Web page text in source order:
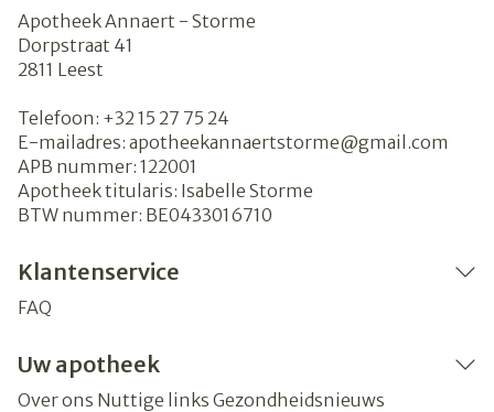
Apotheek Annaert - Storme
Dorpstraat 41
2811 Leest
Telefoon: +32 15 27 75 24
E-mailadres: apotheekannaertstorme@gmail.com
APB nummer: 122001
Apotheek titularis: Isabelle Storme
BTW nummer: BE0433016710
Klantenservice
FAQ
Uw apotheek
Over ons Nuttige links Gezondheidsnieuws